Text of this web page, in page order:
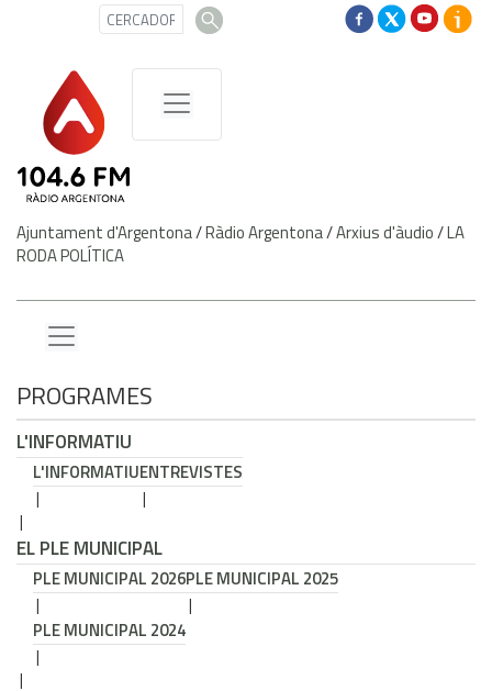
Ajuntament d'Argentona/Ràdio Argentona/Arxius d'àudio/LA
RODA POLÍTICA
PROGRAMES
L'INFORMATIU
L'INFORMATIUENTREVISTES
EL PLE MUNICIPAL
PLE MUNICIPAL 2026PLE MUNICIPAL 2025
PLE MUNICIPAL 2024